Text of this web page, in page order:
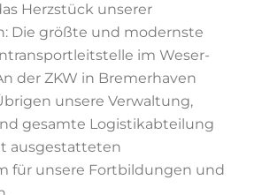
Herzstück unserer
Die größte und modernste
im Weser-
der ZKW in Bremerhaven
unsere Verwaltung,
gesamte Logistikabteilung
ausgestatteten
für unsere Fortbildungen und